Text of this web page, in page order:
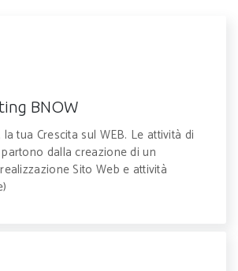
BNOW
tua Crescita sul WEB. Le attività di
dalla creazione di un
Sito Web e attività